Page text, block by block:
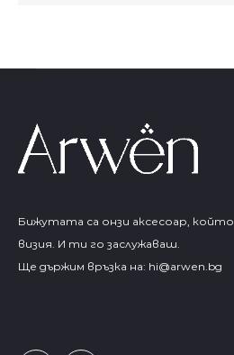
Бижутата са онзи аксесоар,
визия. И ти го заслужаваш.
Ще държим връзка на: hi@arwen.bg